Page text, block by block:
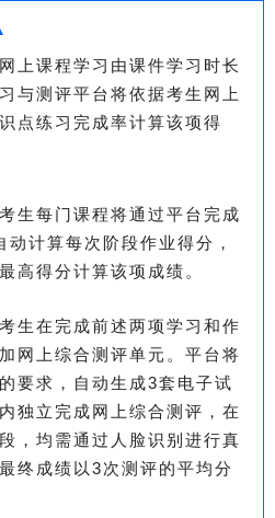
网上课程学习由课件学习时长
与测评平台将依据考生网上
点练习完成率计算该项得
考生每门课程将通过平台完成
计算每次阶段作业得分，
高得分计算该项成绩。
考生在完成前述两项学习和作
网上综合测评单元。平台将
要求，自动生成3套电子试
独立完成网上综合测评，在
，均需通过人脸识别进行真
终成绩以3次测评的平均分